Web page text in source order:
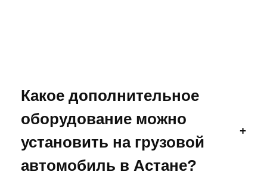
Какое дополнительное
оборудование можно
установить на грузовой
автомобиль в Астане?
+